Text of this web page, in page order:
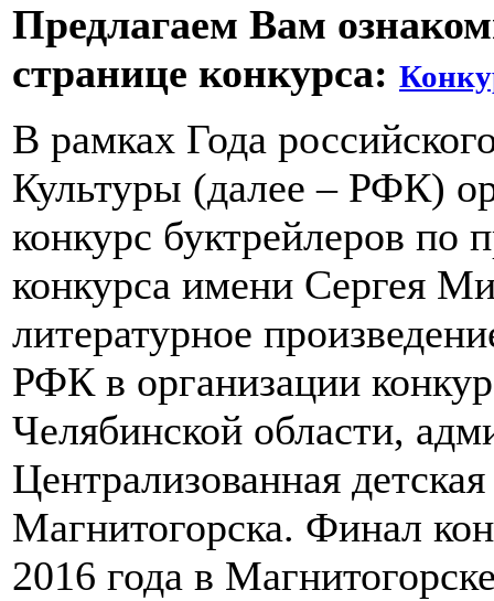
Предлагаем Вам
странице конкурса:
В рамках Года
Культуры (далее – РФК)
конкурс буктрейлеров по
конкурса имени Сергея
литературное
РФК в организации
Челябинской области,
Централизованная
Магнитогорска. Финал
2016 года в